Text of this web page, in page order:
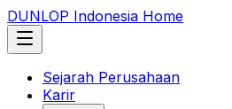
DUNLOP Indonesia Home
Sejarah Perusahaan
Karir